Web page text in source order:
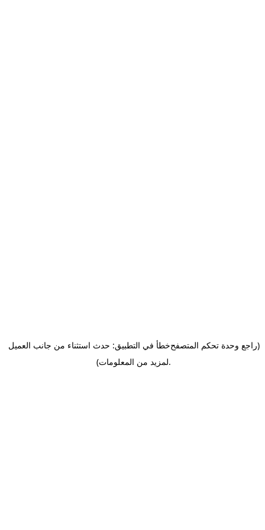
خطأ في التطبيق: حدث استثناء من جانب العميل(راجع وحدة تحكم المتصفح
لمزيد من المعلومات).